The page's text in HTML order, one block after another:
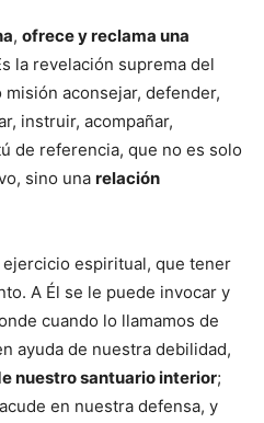
, ofrece y reclama una
la revelación suprema del
aconsejar, defender,
instruir, acompañar,
de referencia, que no es solo
sino una relación
espiritual, que tener
A Él se le puede invocar y
cuando lo llamamos de
ayuda de nuestra debilidad,
nuestro santuario interior;
en nuestra defensa, y